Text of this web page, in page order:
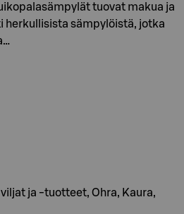
tuovat makua ja
herkullisista sämpylöistä, jotka
ja -tuotteet, Ohra, Kaura,